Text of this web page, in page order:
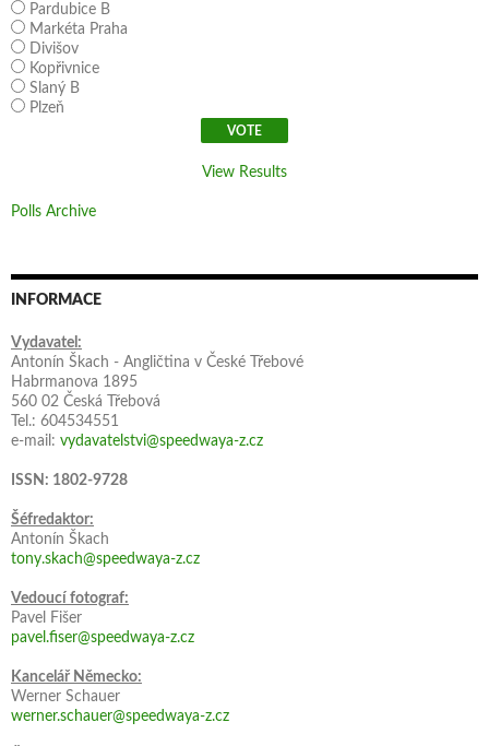
Pardubice B
Markéta Praha
Divišov
Kopřivnice
Slaný B
Plzeň
View Results
Polls Archive
INFORMACE
Vydavatel:
Antonín Škach - Angličtina v České Třebové
Habrmanova 1895
560 02 Česká Třebová
Tel.: 604534551
e-mail: vydavatelstvi@speedwaya-z.cz
ISSN: 1802-9728
Šéfredaktor:
Antonín Škach
tony.skach@speedwaya-z.cz
Vedoucí fotograf:
Pavel Fišer
pavel.fiser@speedwaya-z.cz
Kancelář Německo:
Werner Schauer
werner.schauer@speedwaya-z.cz